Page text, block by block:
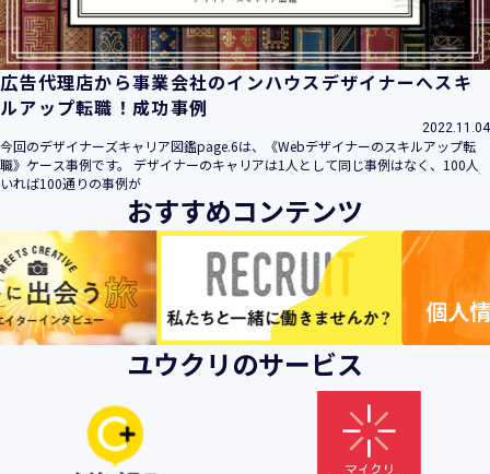
広告代理店から事業会社のインハウスデザイナーへスキ
ルアップ転職！成功事例
2022.11.04
今回のデザイナーズキャリア図鑑page.6は、《Webデザイナーのスキルアップ転
職》ケース事例です。 デザイナーのキャリアは1人として同じ事例はなく、100人
いれば100通りの事例が
おすすめコンテンツ
ユウクリのサービス